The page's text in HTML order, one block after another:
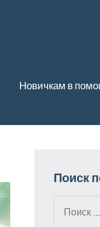
Новичкам в
Поиск